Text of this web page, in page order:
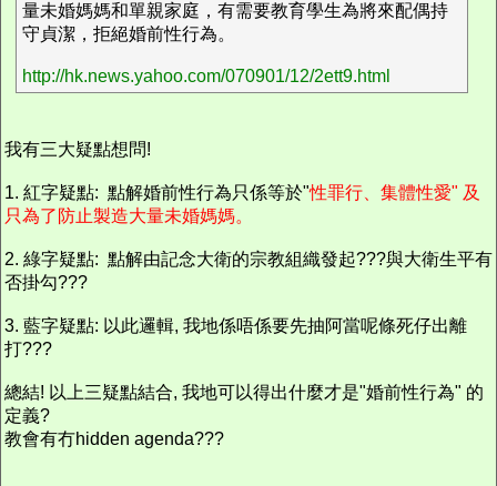
量未婚媽媽和單親家庭，有需要教育學生為將來配偶持
守貞潔，拒絕婚前性行為。
http://hk.news.yahoo.com/070901/12/2ett9.html
我有三大疑點想問!
1. 紅字疑點: 點解婚前性行為只係等於"性罪行、集體性愛" 及
只為了防止製造大量未婚媽媽。
2. 綠字疑點: 點解由記念大衛的宗教組織發起???與大衛生平有
否掛勾???
3. 藍字疑點: 以此邏輯, 我地係唔係要先抽阿當呢條死仔出離
打???
總結! 以上三疑點結合, 我地可以得出什麼才是"婚前性行為" 的
定義?
教會有冇hidden agenda???